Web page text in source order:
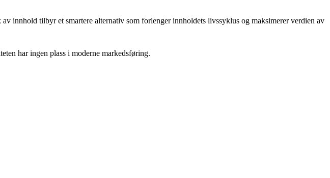
innhold tilbyr et smartere alternativ som forlenger innholdets livssyklus og maksimerer verdien av
har ingen plass i moderne markedsføring.